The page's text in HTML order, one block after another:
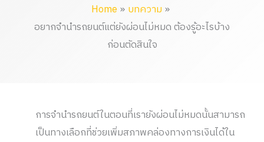
Home
บทความ
อยากจำนำรถยนต์แต่ยังผ่อนไม่หมด ต้องรู้อะไรบ้าง
ก่อนตัดสินใจ
การจำนำรถยนต์ในตอนที่เรายังผ่อนไม่หมดนั้นสามารถ
เป็นทางเลือกที่ช่วยเพิ่มสภาพคล่องทางการเงินได้ใน